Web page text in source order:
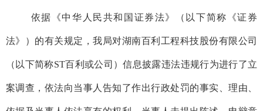
依据《中华人民共和国证券法》（以下简称《证券
法》）的有关规定，我局对湖南百利工程科技股份有限公司
（以下简称ST百利 或公司 ）信息披露违法违规行为进行了立
案调查，依法向当事人告知了作出行政处罚的事实、理由、